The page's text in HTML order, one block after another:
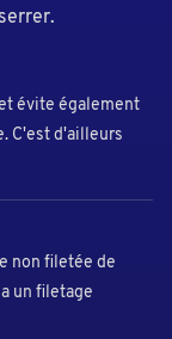
évite également
C'est d'ailleurs
non filetée de
un filetage